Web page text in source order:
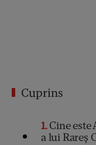
Cuprins
1Cine este
a lui Rareș